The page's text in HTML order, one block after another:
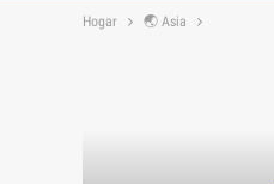
Hogar 🌏 Asia